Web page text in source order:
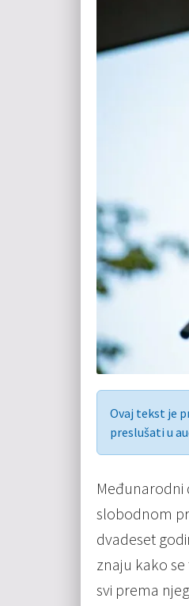
Ovaj tekst je
preslušati u
Međunarodni
slobodnom
dvadeset
znaju kako
svi prema